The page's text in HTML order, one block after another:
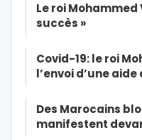
Le roi Mohammed
succès »
Covid-19: le roi
l’envoi d’une aide
Des Marocains
manifestent